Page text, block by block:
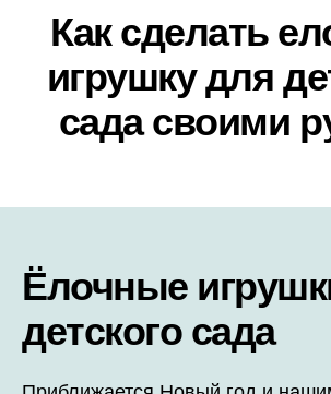
Как сделать
игрушку для
сада своими
Ёлочные
детского сада